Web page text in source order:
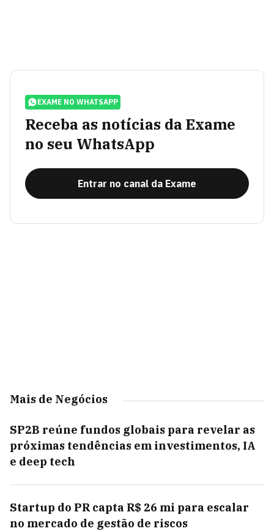
EXAME NO WHATSAPP
Receba as notícias da Exame
no seu WhatsApp
Entrar no canal da Exame
Mais de Negócios
SP2B reúne fundos globais para revelar as
próximas tendências em investimentos, IA
e deep tech
Startup do PR capta R$ 26 mi para escalar
no mercado de gestão de riscos